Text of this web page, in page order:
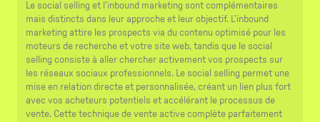
Le social selling et l'inbound marketing sont complémentaires
mais distincts dans leur approche et leur objectif. L'inbound
marketing attire les prospects via du contenu optimisé pour les
moteurs de recherche et votre site web, tandis que le social
selling consiste à aller chercher activement vos prospects sur
les réseaux sociaux professionnels. Le social selling permet une
mise en relation directe et personnalisée, créant un lien plus fort
avec vos acheteurs potentiels et accélérant le processus de
vente. Cette technique de vente active complète parfaitement